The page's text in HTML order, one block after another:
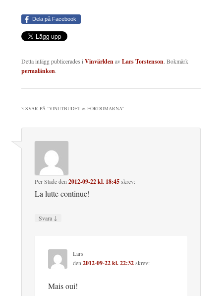
Dela på Facebook
Detta inlägg publicerades iVinvärldenavLars Torstenson. Bokmärk
permalänken.
3 SVAR PÅ ”VINUTBUDET & FÖRDOMARNA”
Per Stadeden2012-09-22 kl. 18:45skrev:
La lutte continue!
Svara ↓
Lars
den2012-09-22 kl. 22:32skrev:
Mais oui!